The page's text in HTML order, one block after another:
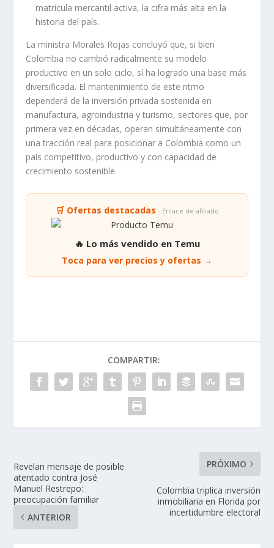
recibió un apoyo significativo:
Más de 47.000 personas participaron en programas
de encadenamientos productivos, centros ZASCA,
ferias y comercializadoras agroindustriales.
Bancóldex desembolsó más de 8,5 billones de pesos
en créditos para más de 350.000 mipymes, con el
80% de los recursos dirigidos a regiones fuera de
Bogotá.
En 2025, Colombia registró 1.805.564 empresas con
matrícula mercantil activa, la cifra más alta en la
Colombia no cambió radicalmente su modelo
productivo en un solo ciclo, sí ha logrado una base más
diversificada. El mantenimiento de este ritmo
dependerá de la inversión privada sostenida en
manufactura, agroindustria y turismo, sectores que, por
🛒 Ofertas destacadas